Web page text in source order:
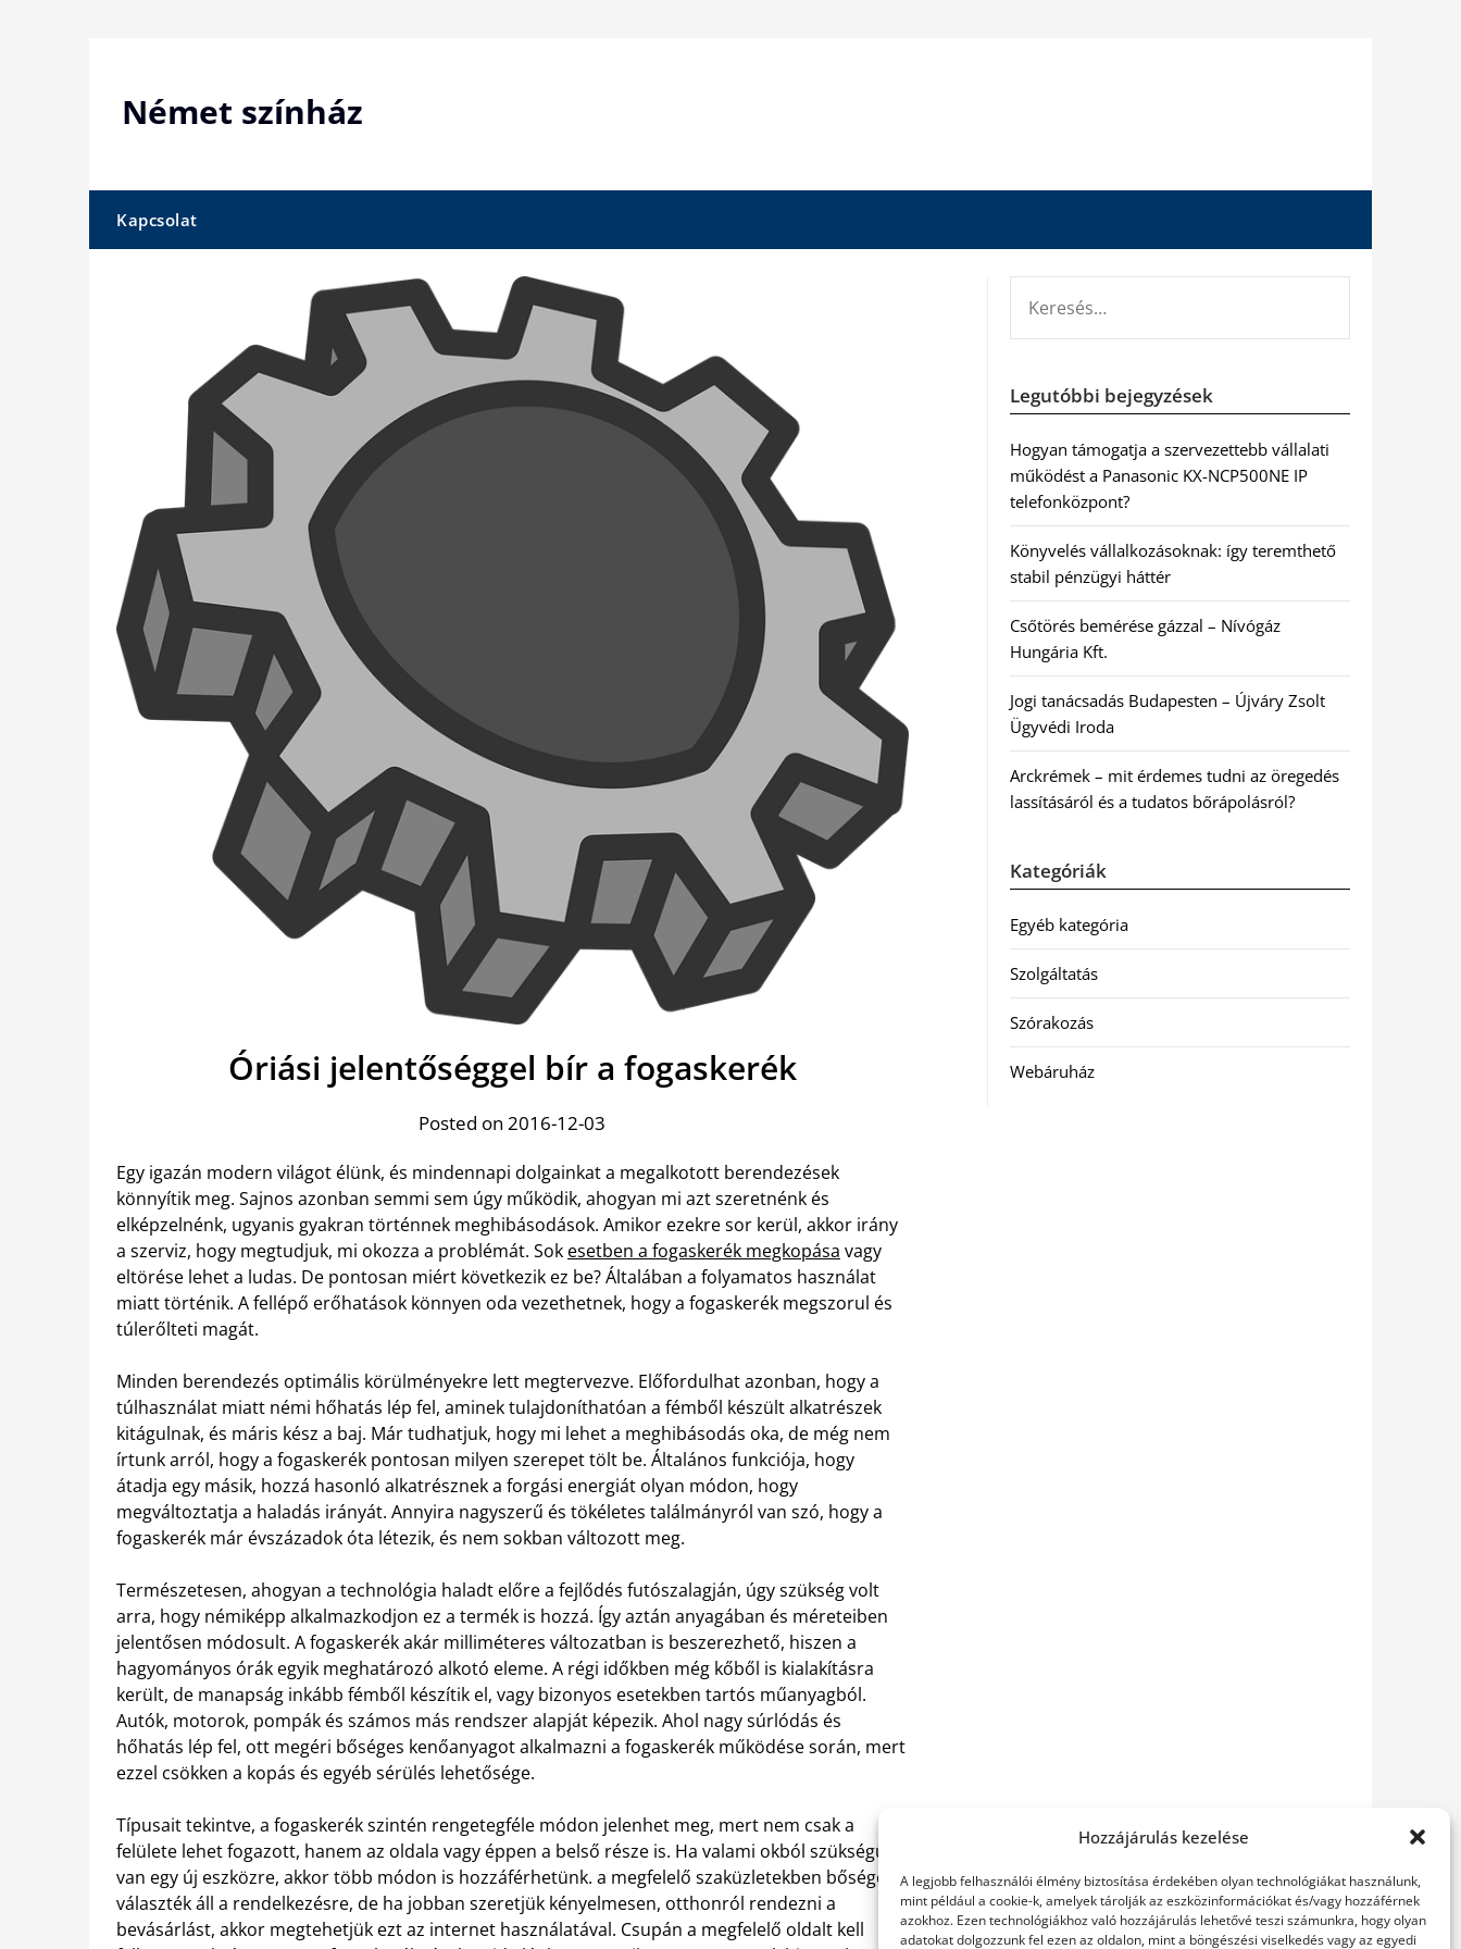
Hozzájárulás kezelése
A legjobb felhasználói élmény biztosítása érdekében olyan technológiákat használunk,
mint például a cookie-k, amelyek tárolják az eszközinformációkat és/vagy hozzáférnek
azokhoz. Ezen technológiákhoz való hozzájárulás lehetővé teszi számunkra, hogy olyan
adatokat dolgozzunk fel ezen az oldalon, mint a böngészési viselkedés vagy az egyedi
Német színház
Kapcsolat
Óriási jelentőséggel bír a fogaskerék
Posted on 2016-12-03
Egy igazán modern világot élünk, és mindennapi dolgainkat a megalkotott berendezések
könnyítik meg. Sajnos azonban semmi sem úgy működik, ahogyan mi azt szeretnénk és
elképzelnénk, ugyanis gyakran történnek meghibásodások. Amikor ezekre sor kerül, akkor irány
a szerviz, hogy megtudjuk, mi okozza a problémát. Sok esetben a fogaskerék megkopása vagy
eltörése lehet a ludas. De pontosan miért következik ez be? Általában a folyamatos használat
miatt történik. A fellépő erőhatások könnyen oda vezethetnek, hogy a fogaskerék megszorul és
túlerőlteti magát.
Minden berendezés optimális körülményekre lett megtervezve. Előfordulhat azonban, hogy a
túlhasználat miatt némi hőhatás lép fel, aminek tulajdoníthatóan a fémből készült alkatrészek
kitágulnak, és máris kész a baj. Már tudhatjuk, hogy mi lehet a meghibásodás oka, de még nem
írtunk arról, hogy a fogaskerék pontosan milyen szerepet tölt be. Általános funkciója, hogy
átadja egy másik, hozzá hasonló alkatrésznek a forgási energiát olyan módon, hogy
megváltoztatja a haladás irányát. Annyira nagyszerű és tökéletes találmányról van szó, hogy a
fogaskerék már évszázadok óta létezik, és nem sokban változott meg.
Természetesen, ahogyan a technológia haladt előre a fejlődés futószalagján, úgy szükség volt
arra, hogy némiképp alkalmazkodjon ez a termék is hozzá. Így aztán anyagában és méreteiben
jelentősen módosult. A fogaskerék akár milliméteres változatban is beszerezhető, hiszen a
hagyományos órák egyik meghatározó alkotó eleme. A régi időkben még kőből is kialakításra
került, de manapság inkább fémből készítik el, vagy bizonyos esetekben tartós műanyagból.
Autók, motorok, pompák és számos más rendszer alapját képezik. Ahol nagy súrlódás és
hőhatás lép fel, ott megéri bőséges kenőanyagot alkalmazni a fogaskerék működése során, mert
ezzel csökken a kopás és egyéb sérülés lehetősége.
Típusait tekintve, a fogaskerék szintén rengetegféle módon jelenhet meg, mert nem csak a
felülete lehet fogazott, hanem az oldala vagy éppen a belső része is. Ha valami okból szükségünk
van egy új eszközre, akkor több módon is hozzáférhetünk. a megfelelő szaküzletekben bőséges
választék áll a rendelkezésre, de ha jobban szeretjük kényelmesen, otthonról rendezni a
bevásárlást, akkor megtehetjük ezt az internet használatával. Csupán a megfelelő oldalt kell
Legutóbbi bejegyzések
Hogyan támogatja a szervezettebb vállalati
működést a Panasonic KX-NCP500NE IP
telefonközpont?
Könyvelés vállalkozásoknak: így teremthető
stabil pénzügyi háttér
Csőtörés bemérése gázzal – Nívógáz
Hungária Kft.
Jogi tanácsadás Budapesten – Újváry Zsolt
Ügyvédi Iroda
Arckrémek – mit érdemes tudni az öregedés
lassításáról és a tudatos bőrápolásról?
Kategóriák
Egyéb kategória
Szolgáltatás
Szórakozás
Webáruház